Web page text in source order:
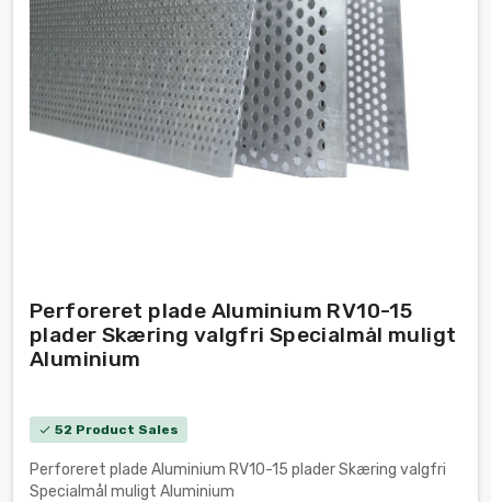
Perforeret plade Aluminium RV10-15
plader Skæring valgfri Specialmål muligt
Aluminium
check 52 Product Sales
Perforeret plade Aluminium RV10-15 plader Skæring valgfri
Specialmål muligt Aluminium